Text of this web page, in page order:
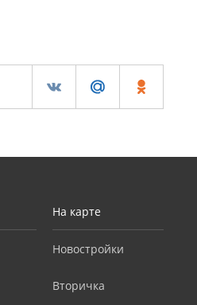
На карте
Новостройки
Вторичка